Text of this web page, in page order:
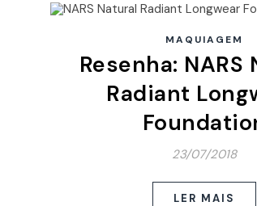
MAQUIAGEM
Resenha: NARS
Radiant
23/07/2018
LER MAIS